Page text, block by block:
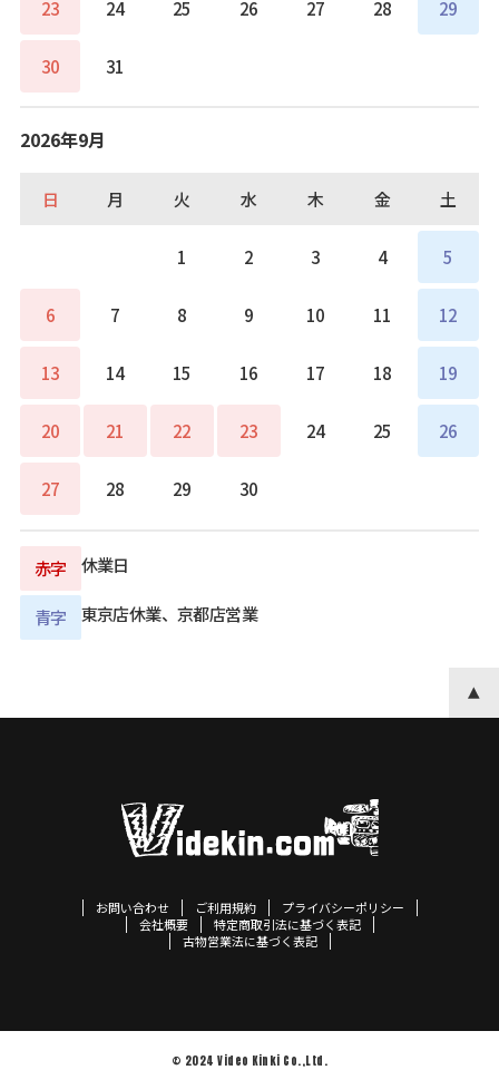
23 24 25 26 27 28 29
30 31
2026年9月
日 月 火 水 木 金 土
1 2 3 4 5
6 7 8 9 10 11 12
13 14 15 16 17 18 19
20 21 22 23 24 25 26
27 28 29 30
赤字 休業日
青字 東京店休業、京都店営業
お問い合わせ ご利用規約
プライバシーポリシー
会社概要
特定商取引法に基づく表記
古物営業法に基づく表記
© 2024 Video Kinki Co.,Ltd.